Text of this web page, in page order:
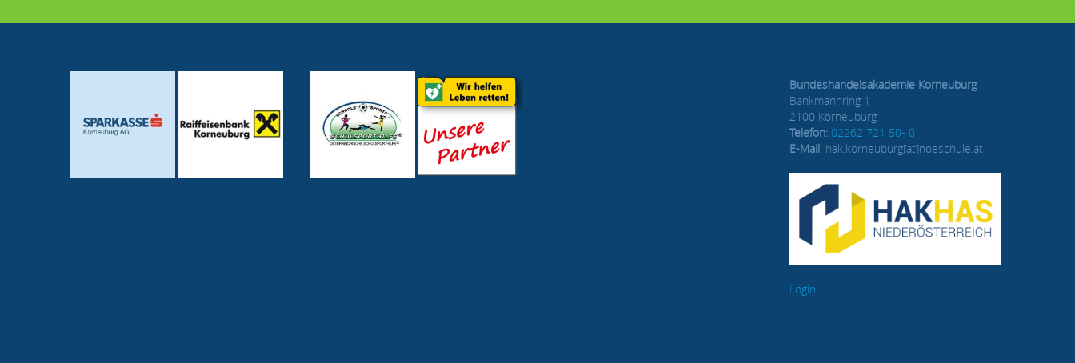
Bundeshandelsakademie Korneuburg
Bankmannring 1
2100 Korneuburg
Telefon: 02262 721 50- 0
E-Mail: hak.korneuburg[at]noeschule.at
Login